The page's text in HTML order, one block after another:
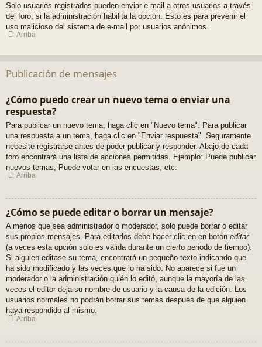
Solo usuarios registrados pueden enviar e-mail a otros usuarios a través
del foro, si la administración habilita la opción. Esto es para prevenir el
uso malicioso del sistema de e-mail por usuarios anónimos.
Arriba
Publicación de mensajes
¿Cómo puedo crear un nuevo tema o enviar una
respuesta?
Para publicar un nuevo tema, haga clic en "Nuevo tema". Para publicar
una respuesta a un tema, haga clic en "Enviar respuesta". Seguramente
necesite registrarse antes de poder publicar y responder. Abajo de cada
foro encontrará una lista de acciones permitidas. Ejemplo: Puede publicar
nuevos temas, Puede votar en las encuestas, etc.
Arriba
¿Cómo se puede editar o borrar un mensaje?
A menos que sea administrador o moderador, solo puede borrar o editar
sus propios mensajes. Para editarlos debe hacer clic en en botón editar
(a veces esta opción solo es válida durante un cierto periodo de tiempo).
Si alguien editase su tema, encontrará un pequeño texto indicando que
ha sido modificado y las veces que lo ha sido. No aparece si fue un
moderador o la administración quién lo editó, aunque la mayoría de las
veces el editor deja su nombre de usuario y la causa de la edición. Los
usuarios normales no podrán borrar sus temas después de que alguien
haya respondido al mismo.
Arriba